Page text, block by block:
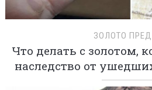
ЗОЛОТО
Что делать с золотом,
наследство от